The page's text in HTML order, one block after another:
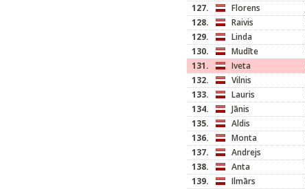
127.
Florens
128.
Raivis
129.
Linda
130.
Mudīte
131.
Iveta
132.
Vilnis
133.
Lauris
134.
Jānis
135.
Aldis
136.
Monta
137.
Andrejs
138.
Anta
139.
Ilmārs